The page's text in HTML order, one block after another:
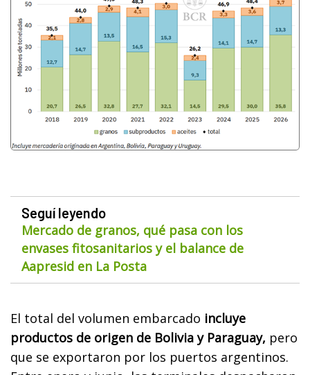
Seguí leyendo
Mercado de granos, qué pasa con los
envases fitosanitarios y el balance de
Aapresid en La Posta
El total del volumen embarcado incluye
productos de origen de Bolivia y Paraguay, pero
que se exportaron por los puertos argentinos.